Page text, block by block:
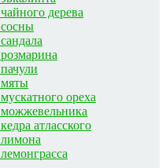
дерева
ореха
атласского